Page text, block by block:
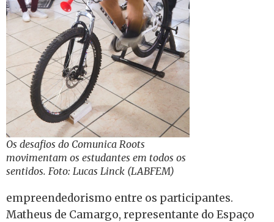
Os desafios do Comunica Roots
movimentam os estudantes em todos os
sentidos. Foto: Lucas Linck (LABFEM)
empreendedorismo entre os participantes.
Matheus de Camargo, representante do Espaço